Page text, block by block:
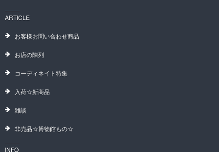
ARTICLE
お客様お問い合わせ商品
お店の陳列
コーディネイト特集
入荷☆新商品
雑談
非売品☆博物館もの☆
INFO